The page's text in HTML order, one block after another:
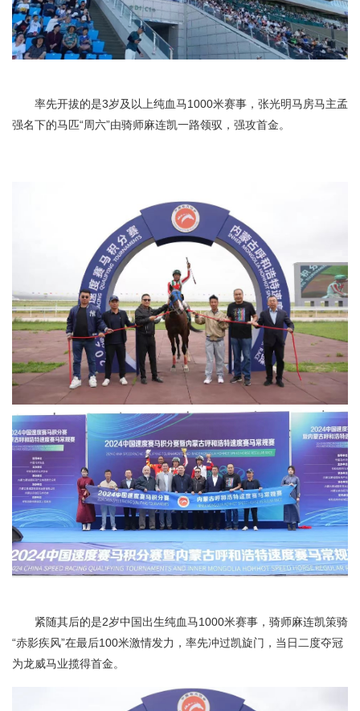
率先开拔的是3岁及以上纯血马1000米赛事，张光明马房马主孟
强名下的马匹“周六”由骑师麻连凯一路领驭，强攻首金。
紧随其后的是2岁中国出生纯血马1000米赛事，骑师麻连凯策骑
“赤影疾风”在最后100米激情发力，率先冲过凯旋门，当日二度夺冠
为龙威马业揽得首金。